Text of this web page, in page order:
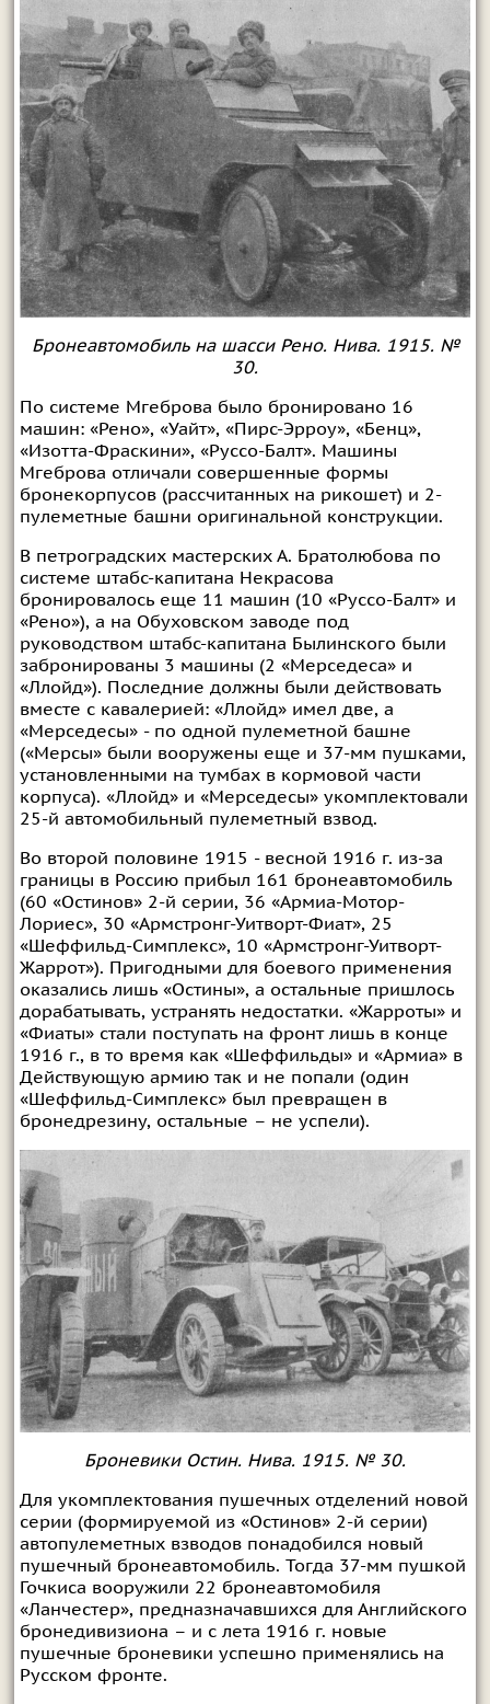
Бронеавтомобиль на шасси Рено. Нива. 1915. №
30.
По системе Мгеброва было бронировано 16
машин: «Рено», «Уайт», «Пирс-Эрроу», «Бенц»,
«Изотта-Фраскини», «Руссо-Балт». Машины
Мгеброва отличали совершенные формы
бронекорпусов (рассчитанных на рикошет) и 2-
пулеметные башни оригинальной конструкции.
В петроградских мастерских А. Братолюбова по
системе штабс-капитана Некрасова
бронировалось еще 11 машин (10 «Руссо-Балт» и
«Рено»), а на Обуховском заводе под
руководством штабс-капитана Былинского были
забронированы 3 машины (2 «Мерседеса» и
«Ллойд»). Последние должны были действовать
вместе с кавалерией: «Ллойд» имел две, а
«Мерседесы» - по одной пулеметной башне
(«Мерсы» были вооружены еще и 37-мм пушками,
установленными на тумбах в кормовой части
корпуса). «Ллойд» и «Мерседесы» укомплектовали
25-й автомобильный пулеметный взвод.
Во второй половине 1915 - весной 1916 г. из-за
границы в Россию прибыл 161 бронеавтомобиль
(60 «Остинов» 2-й серии, 36 «Армиа-Мотор-
Лориес», 30 «Армстронг-Уитворт-Фиат», 25
«Шеффильд-Симплекс», 10 «Армстронг-Уитворт-
Жаррот»). Пригодными для боевого применения
оказались лишь «Остины», а остальные пришлось
дорабатывать, устранять недостатки. «Жарроты» и
«Фиаты» стали поступать на фронт лишь в конце
1916 г., в то время как «Шеффильды» и «Армиа» в
Действующую армию так и не попали (один
«Шеффильд-Симплекс» был превращен в
бронедрезину, остальные – не успели).
Броневики Остин. Нива. 1915. № 30.
Для укомплектования пушечных отделений новой
серии (формируемой из «Остинов» 2-й серии)
автопулеметных взводов понадобился новый
пушечный бронеавтомобиль. Тогда 37-мм пушкой
Гочкиса вооружили 22 бронеавтомобиля
«Ланчестер», предназначавшихся для Английского
бронедивизиона – и с лета 1916 г. новые
пушечные броневики успешно применялись на
Русском фронте.